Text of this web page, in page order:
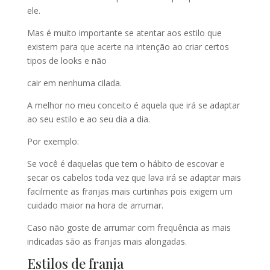
ele.
Mas é muito importante se atentar aos estilo que
existem para que acerte na intenção ao criar certos
tipos de looks e não
cair em nenhuma cilada.
A melhor no meu conceito é aquela que irá se adaptar
ao seu estilo e ao seu dia a dia.
Por exemplo:
Se você é daquelas que tem o hábito de escovar e
secar os cabelos toda vez que lava irá se adaptar mais
facilmente as franjas mais curtinhas pois exigem um
cuidado maior na hora de arrumar.
Caso não goste de arrumar com frequência as mais
indicadas são as franjas mais alongadas.
Estilos de franja